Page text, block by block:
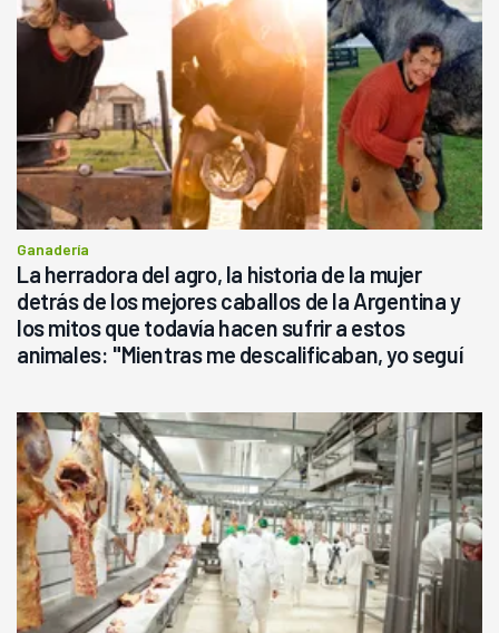
Ganadería
La herradora del agro, la historia de la mujer
detrás de los mejores caballos de la Argentina y
los mitos que todavía hacen sufrir a estos
animales: "Mientras me descalificaban, yo seguí